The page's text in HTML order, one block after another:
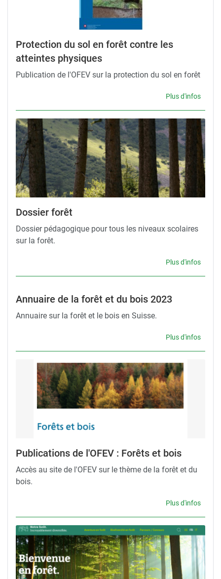
Protection du sol en forêt contre les
atteintes physiques
Publication de l'OFEV sur la protection du sol en forêt
Plus d'infos
Dossier forêt
Dossier pédagogique pour tous les niveaux scolaires
sur la forêt.
Plus d'infos
Annuaire de la forêt et du bois 2023
Annuaire sur la forêt et le bois en Suisse.
Plus d'infos
Publications de l'OFEV : Forêts et bois
Accès au site de l'OFEV sur le thème de la forêt et du
bois.
Plus d'infos